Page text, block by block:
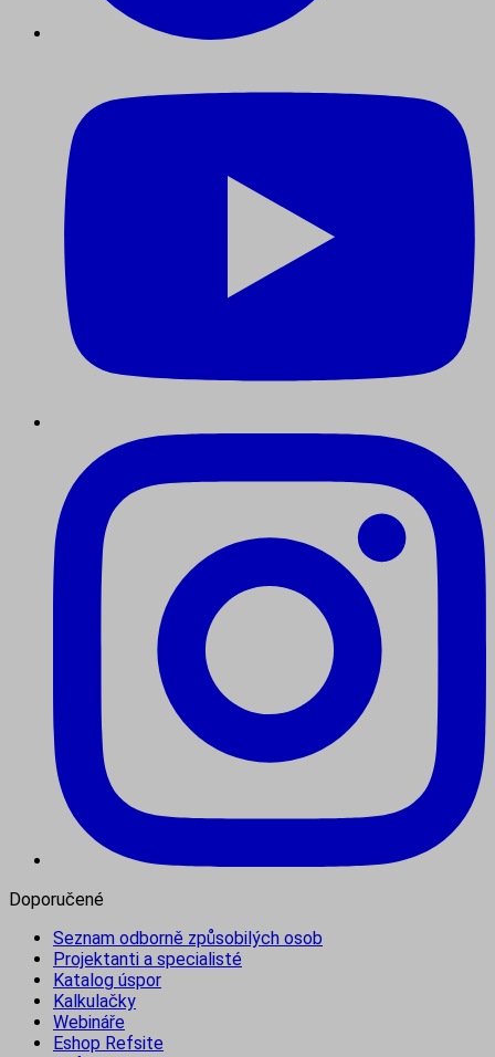
Doporučené
Seznam odborně způsobilých osob
Projektanti a specialisté
Katalog úspor
Kalkulačky
Webináře
Eshop Refsite